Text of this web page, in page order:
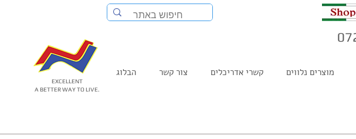
EXCELLENT
A BETTER WAY TO LIVE.
הבלוג צור קשר קשרי אדריכלים מוצרים נלווים